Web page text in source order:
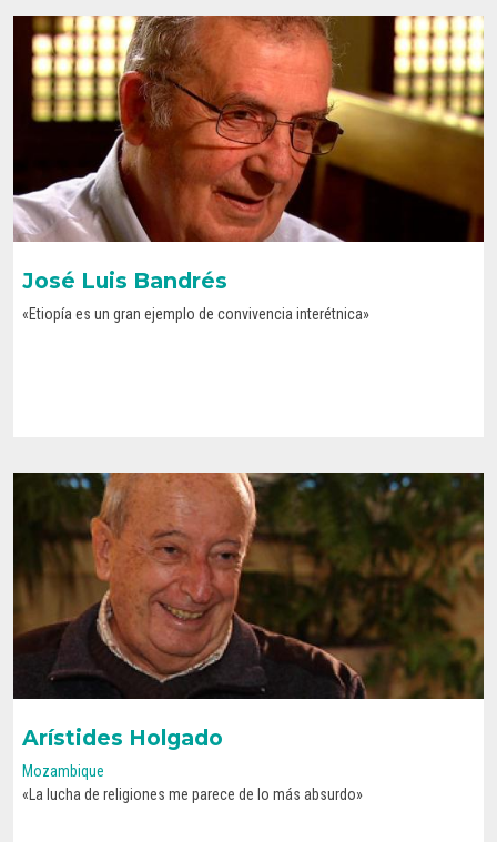
José Luis Bandrés
«Etiopía es un gran ejemplo de convivencia interétnica»
Arístides Holgado
Mozambique
«La lucha de religiones me parece de lo más absurdo»
CONOCE SU HISTORIA